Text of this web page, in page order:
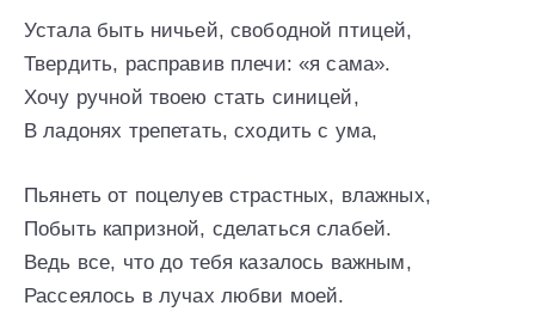
Устала быть ничьей, свободной птицей,
Твердить, расправив плечи: «я сама».
Хочу ручной твоею стать синицей,
В ладонях трепетать, сходить с ума,
Пьянеть от поцелуев страстных, влажных,
Побыть капризной, сделаться слабей.
Ведь все, что до тебя казалось важным,
Рассеялось в лучах любви моей.